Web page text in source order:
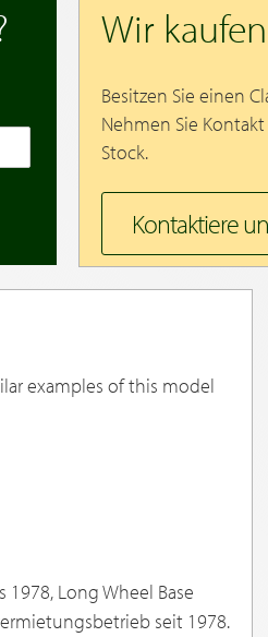
Wir
Besitzen Sie einen
Nehmen Sie
Stock.
Kontaktiere
examples of this model
Long Wheel Base
seit 1978.